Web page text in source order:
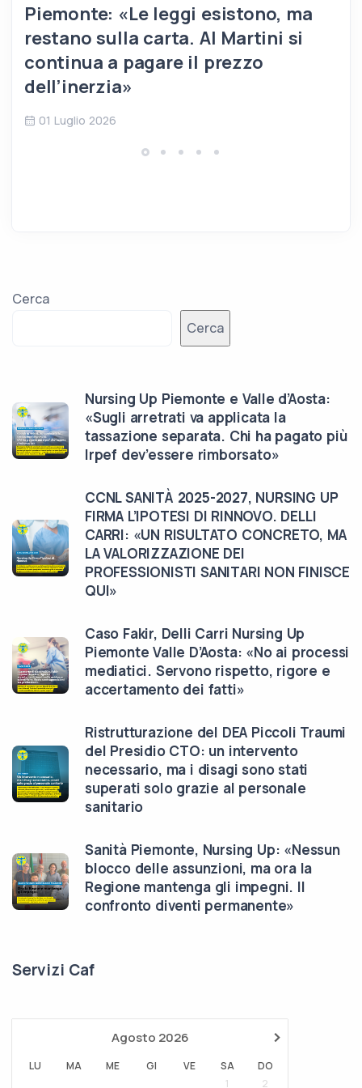
Piemonte: «Le leggi esistono, ma
restano sulla carta. Al Martini si
continua a pagare il prezzo
dell’inerzia»
01 Luglio 2026
Cerca
Cerca
Nursing Up Piemonte e Valle d’Aosta:
«Sugli arretrati va applicata la
tassazione separata. Chi ha pagato più
Irpef dev’essere rimborsato»
CCNL SANITÀ 2025-2027, NURSING UP
FIRMA L’IPOTESI DI RINNOVO. DELLI
CARRI: «UN RISULTATO CONCRETO, MA
LA VALORIZZAZIONE DEI
PROFESSIONISTI SANITARI NON FINISCE
QUI»
Caso Fakir, Delli Carri Nursing Up
Piemonte Valle D’Aosta: «No ai processi
mediatici. Servono rispetto, rigore e
accertamento dei fatti»
Ristrutturazione del DEA Piccoli Traumi
del Presidio CTO: un intervento
necessario, ma i disagi sono stati
superati solo grazie al personale
sanitario
Sanità Piemonte, Nursing Up: «Nessun
blocco delle assunzioni, ma ora la
Regione mantenga gli impegni. Il
confronto diventi permanente»
Servizi Caf
›
Agosto 2026
LU MA ME GI VE SA
DO
1
2